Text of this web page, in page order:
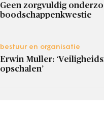
Geen zorgvuldig
boodschappenkwestie
bestuur en organisatie
Erwin Muller:
opschalen’